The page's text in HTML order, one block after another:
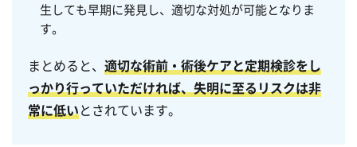
生しても早期に発見し、適切な対処が可能となりま
す。
まとめると、 適切な術前・術後ケアと定期検診をし
っかり行っていただければ、失明に至るリスクは非
常に低いとされています。